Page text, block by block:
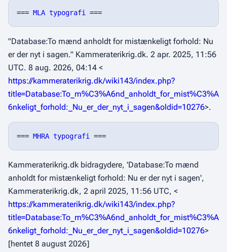
=== MLA typografi
"Database:To mænd anholdt for mistænkeligt forhold: Nu
er der nyt i sagen." Kammeraterikrig.dk. 2 apr. 2025, 11:56
UTC. 8 aug. 2026, 04:14 <
https://kammeraterikrig.dk/wiki143/index.php?
title=Database:To_m%C3%A6nd_anholdt_for_mist%C3%A
6nkeligt_forhold:_Nu_er_der_nyt_i_sagen&oldid=10276>.
=== MHRA typografi
Kammeraterikrig.dk bidragydere, 'Database:To mænd
anholdt for mistænkeligt forhold: Nu er der nyt i sagen',
Kammeraterikrig.dk, 2 april 2025, 11:56 UTC, <
https://kammeraterikrig.dk/wiki143/index.php?
title=Database:To_m%C3%A6nd_anholdt_for_mist%C3%A
6nkeligt_forhold:_Nu_er_der_nyt_i_sagen&oldid=10276>
[hentet 8 august 2026]